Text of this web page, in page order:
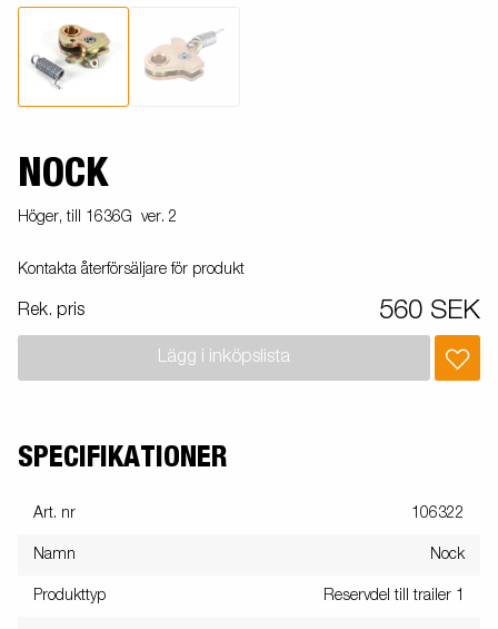
NOCK
Höger, till 1636G ver. 2
Kontakta återförsäljare för produkt
Rek. pris 560 SEK
Lägg i inköpslista
SPECIFIKATIONER
Art. nr 106322
Namn Nock
Produkttyp Reservdel till trailer 1